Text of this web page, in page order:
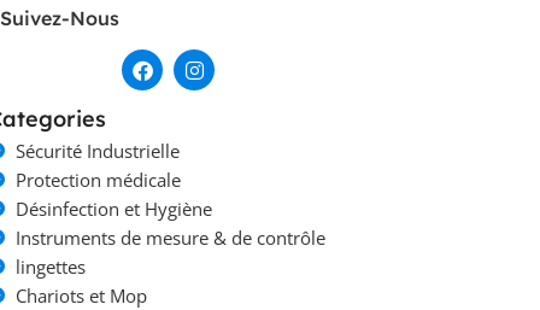
Suivez-Nous
Sécurité Industrielle
Protection médicale
Désinfection et Hygiène
Instruments de mesure & de contrôle
lingettes
Chariots et Mop